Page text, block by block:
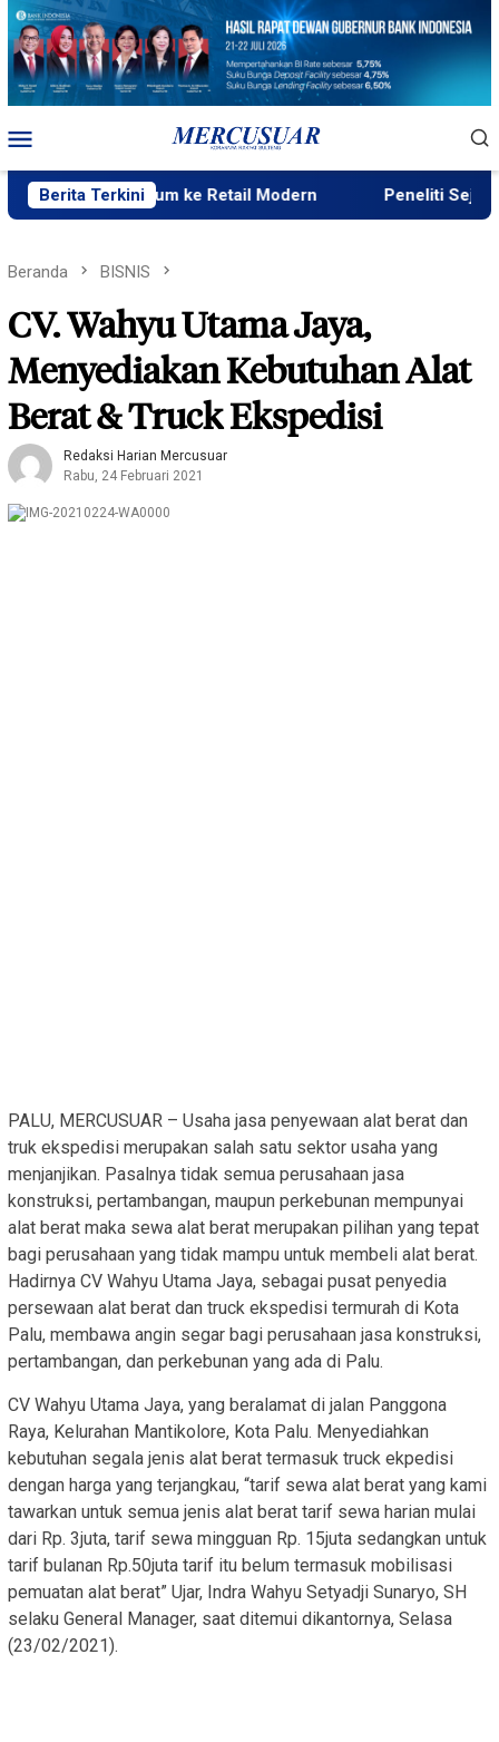
Loncat
konten
Mobile
Berita Terkini
Premium ke Retail Modern Peneliti Sejarah:
Beranda BISNIS
CV. Wahyu Utama Jaya,
Menyediakan Kebutuhan Alat
Berat & Truck Ekspedisi
Redaksi Harian Mercusuar
Rabu, 24 Februari 2021
PALU, MERCUSUAR – Usaha jasa penyewaan alat berat dan
truk ekspedisi merupakan salah satu sektor usaha yang
menjanjikan. Pasalnya tidak semua perusahaan jasa
konstruksi, pertambangan, maupun perkebunan mempunyai
alat berat maka sewa alat berat merupakan pilihan yang tepat
bagi perusahaan yang tidak mampu untuk membeli alat berat.
Hadirnya CV Wahyu Utama Jaya, sebagai pusat penyedia
persewaan alat berat dan truck ekspedisi termurah di Kota
Palu, membawa angin segar bagi perusahaan jasa konstruksi,
pertambangan, dan perkebunan yang ada di Palu.
CV Wahyu Utama Jaya, yang beralamat di jalan Panggona
Raya, Kelurahan Mantikolore, Kota Palu. Menyediahkan
kebutuhan segala jenis alat berat termasuk truck ekpedisi
dengan harga yang terjangkau, “tarif sewa alat berat yang kami
tawarkan untuk semua jenis alat berat tarif sewa harian mulai
dari Rp. 3juta, tarif sewa mingguan Rp. 15juta sedangkan untuk
tarif bulanan Rp.50juta tarif itu belum termasuk mobilisasi
pemuatan alat berat” Ujar, Indra Wahyu Setyadji Sunaryo, SH
selaku General Manager, saat ditemui dikantornya, Selasa
(23/02/2021).